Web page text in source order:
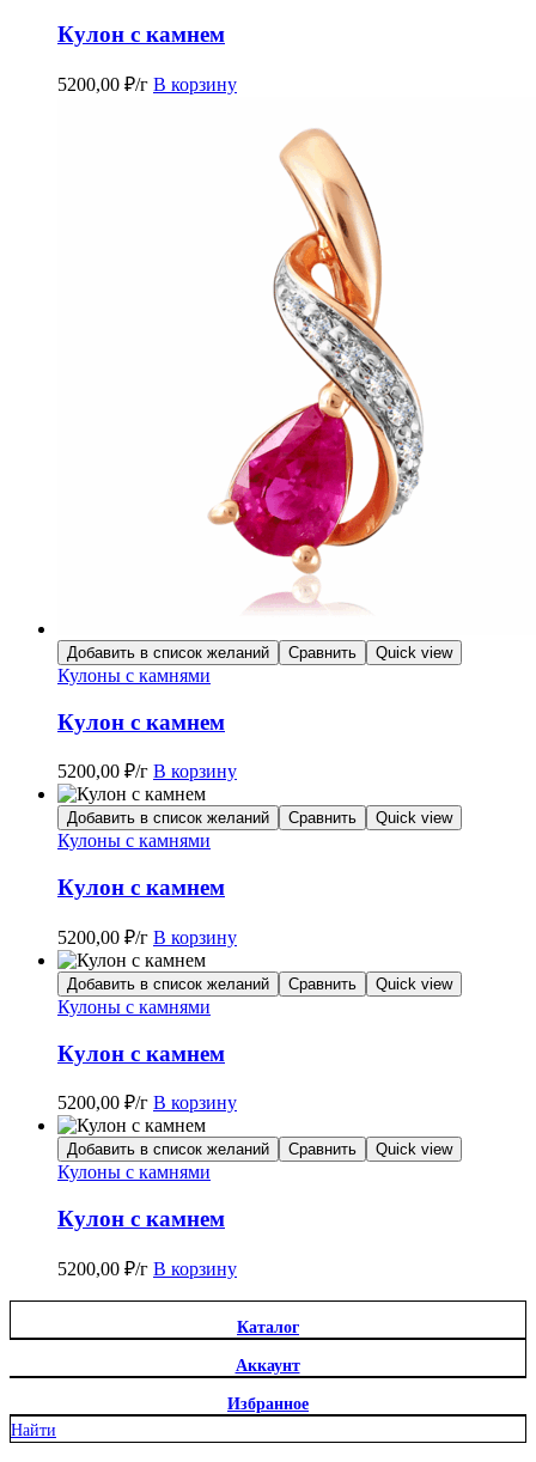
Кулон с камнем
5200,00 ₽/г В корзину
Добавить в список желаний Сравнить Quick view
Кулоны с камнями
Кулон с камнем
5200,00 ₽/г В корзину
Добавить в список желаний Сравнить Quick view
Кулоны с камнями
Кулон с камнем
5200,00 ₽/г В корзину
Добавить в список желаний Сравнить Quick view
Кулоны с камнями
Кулон с камнем
5200,00 ₽/г В корзину
Добавить в список желаний Сравнить Quick view
Кулоны с камнями
Кулон с камнем
5200,00 ₽/г В корзину
Каталог
Аккаунт
Избранное
Найти